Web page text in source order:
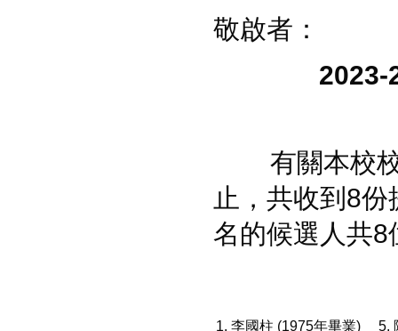
敬啟者：
2023-
有關本校校
止，共收到8
名的候選人共8
1. 李國柱 (1975年畢業) 5.